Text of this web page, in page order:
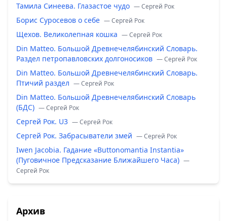
Тамила Синеева. Глазастое чудо — Сергей Рок
Борис Суросевов о себе — Сергей Рок
Щехов. Великолепная кошка — Сергей Рок
Din Matteo. Большой Древнечелябинский Словарь.
Раздел петропавловских долгоносиков — Сергей Рок
Din Matteo. Большой Древнечелябинский Словарь.
Птичий раздел — Сергей Рок
Din Matteo. Большой Древнечелябинский Словарь
(БДС) — Сергей Рок
Сергей Рок. U3 — Сергей Рок
Сергей Рок. Забрасыватели змей — Сергей Рок
Iwen Jacobia. Гадание «Buttonomantia Instantia»
(Пуговичное Предсказание Ближайшего Часа) —
Сергей Рок
Архив